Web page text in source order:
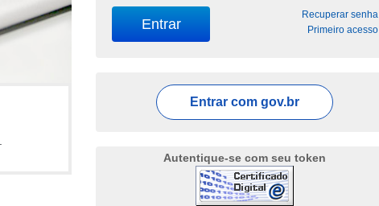
Recuperar senha
Primeiro acesso
Entrar com gov.br
Autentique-se com seu token